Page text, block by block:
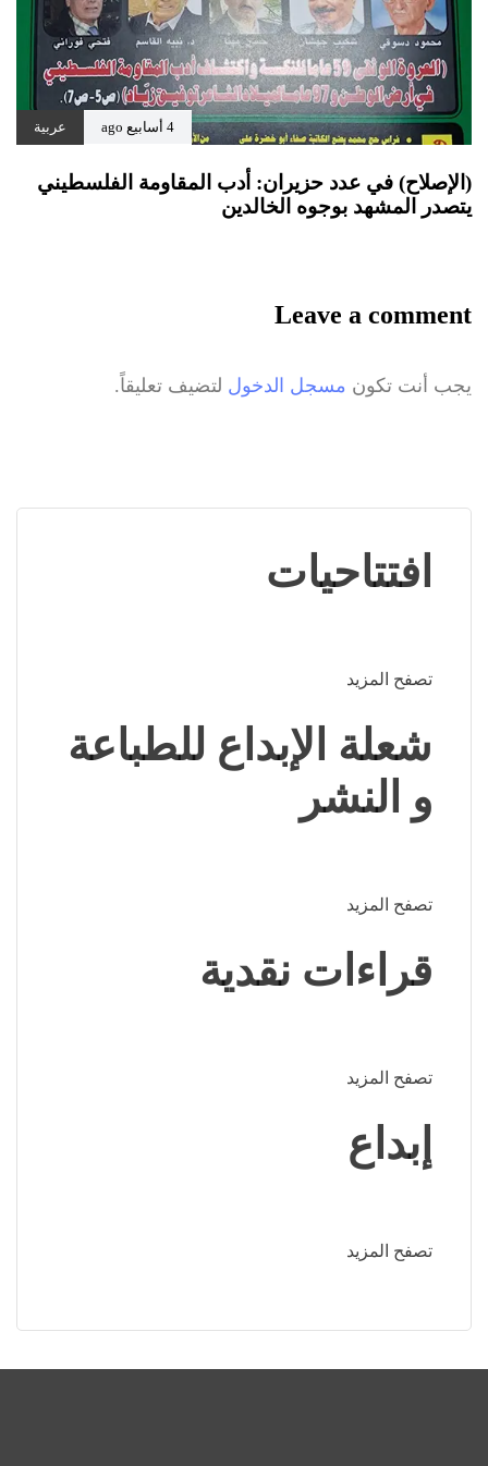
4 أسابيع ago عربية
(الإصلاح) في عدد حزيران: أدب المقاومة الفلسطيني
يتصدر المشهد بوجوه الخالدين
Leave a comment
يجب أنت تكون مسجل الدخول لتضيف تعليقاً.
افتتاحيات
تصفح المزيد
شعلة الإبداع للطباعة
و النشر
تصفح المزيد
قراءات نقدية
تصفح المزيد
إبداع
تصفح المزيد